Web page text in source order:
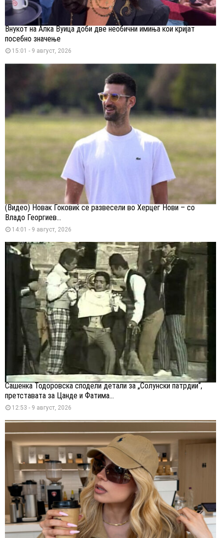
Внукот на Алка Вуица доби две необични имиња кои кријат
посебно значење
15:01 - 9 август, 2026
(Видео) Новак Ѓоковиќ се развесели во Херцег Нови – со
Владо Георгиев...
14:01 - 9 август, 2026
Сашенка Тодоровска сподели детали за „Солунски патрдии“,
претставата за Цанде и Фатима...
12:53 - 9 август, 2026